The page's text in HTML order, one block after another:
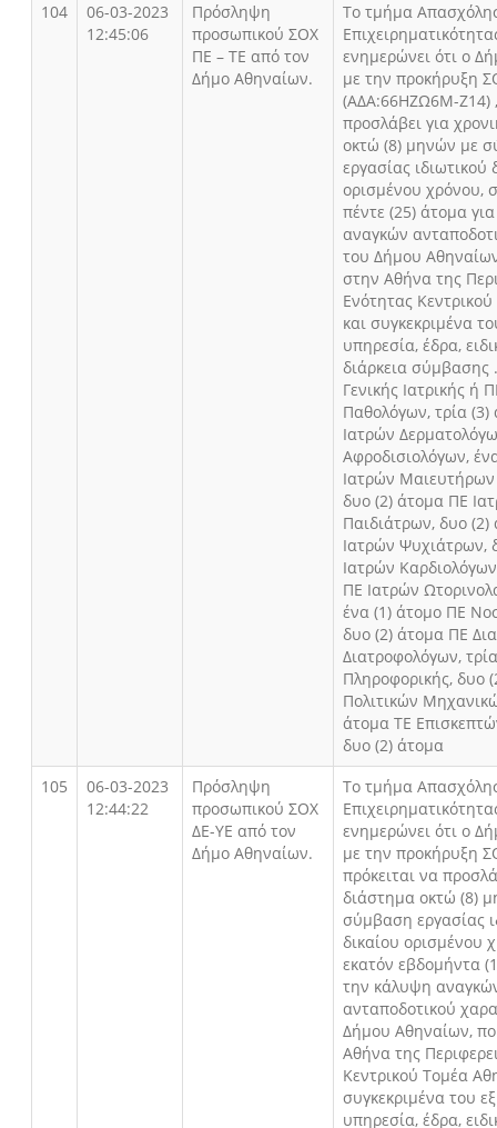
104
06-03-2023
12:45:06
Πρόσληψη
προσωπικού ΣΟΧ
ΠΕ – ΤΕ από τον
Δήμο Αθηναίων.
Το τμήμα
ενημερώνει ότι ο
με την προκήρυξη
(ΑΔΑ:66ΗΖΩ6Μ-Ζ14) ,
προσλάβει για
οκτώ (8) μηνών με
εργασίας ιδιωτικού
ορισμένου χρόνου,
πέντε (25) άτομα
αναγκών
του Δήμου
στην Αθήνα της
Ενότητας
και συγκεκριμένα
υπηρεσία, έδρα,
διάρκεια σύμβασης
Γενικής Ιατρικής ή
Παθολόγων, τρία
Ιατρών
Αφροδισιολόγων,
Ιατρών
δυο (2) άτομα ΠΕ
Παιδιάτρων, δυο
Ιατρών Ψυχιάτρων,
Ιατρών
ΠΕ Ιατρών
ένα (1) άτομο ΠΕ
δυο (2) άτομα ΠΕ
Διατροφολόγων,
Πληροφορικής, δυο
Πολιτικών
άτομα ΤΕ
δυο (2) άτομα
105
06-03-2023
12:44:22
Πρόσληψη
προσωπικού ΣΟΧ
ΔΕ-ΥΕ από τον
Δήμο Αθηναίων.
Το τμήμα
ενημερώνει ότι ο
με την προκήρυξη
πρόκειται να
διάστημα οκτώ (8)
σύμβαση εργασίας
δικαίου ορισμένου
εκατόν εβδομήντα
την κάλυψη
ανταποδοτικού
Δήμου Αθηναίων,
Αθήνα της
Κεντρικού Τομέα
συγκεκριμένα του
υπηρεσία, έδρα,